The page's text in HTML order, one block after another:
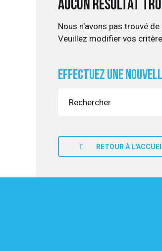
Aucun résultat
Nous n'avons pas trouvé
Veuillez modifier vos
Effectuez une
RETOUR À